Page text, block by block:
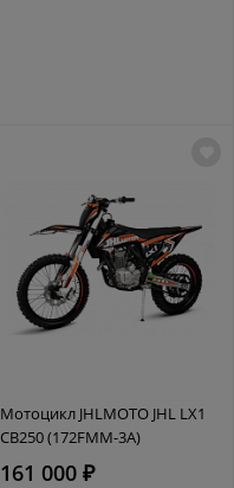
Мотоцикл JHLMOTO JHL LX1
CB250 (172FMM-3A)
161 000 ₽